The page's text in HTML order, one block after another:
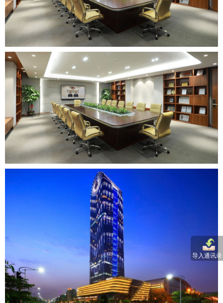
导入通讯录